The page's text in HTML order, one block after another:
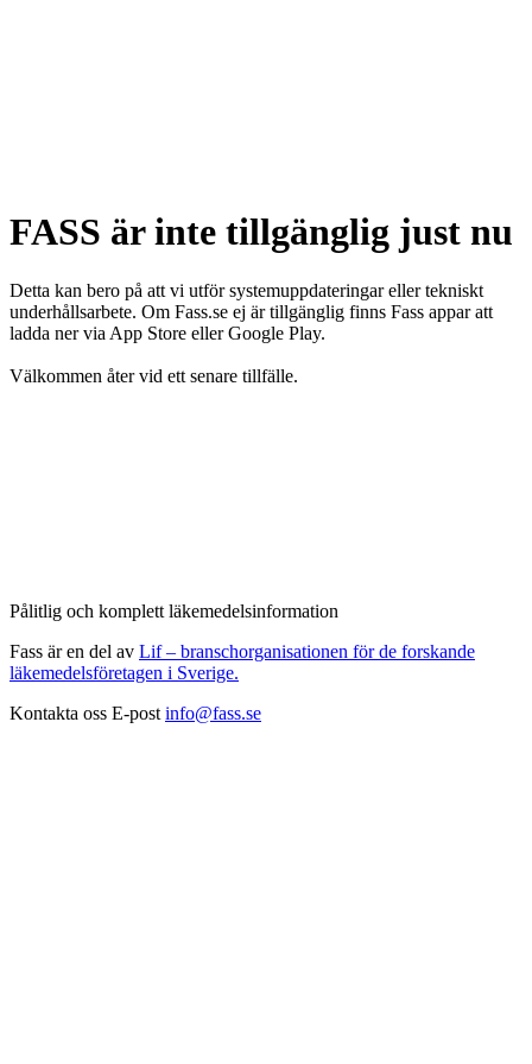
FASS är inte tillgänglig just nu
Detta kan bero på att vi utför systemuppdateringar eller tekniskt
underhållsarbete. Om Fass.se ej är tillgänglig finns Fass appar att
ladda ner via App Store eller Google Play.
Välkommen åter vid ett senare tillfälle.
Pålitlig och komplett läkemedelsinformation
Fass är en del av Lif – branschorganisationen för de forskande
läkemedelsföretagen i Sverige.
Kontakta oss E-post info@fass.se